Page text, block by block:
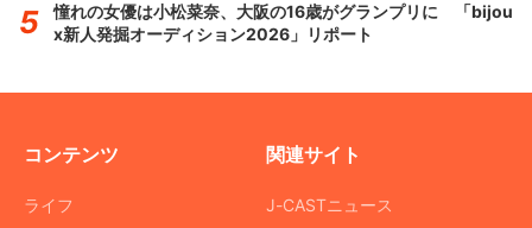
憧れの女優は小松菜奈、大阪の16歳がグランプリに 「bijou
x新人発掘オーディション2026」リポート
コンテンツ
ライフ
関連サイト
J-CASTニュース